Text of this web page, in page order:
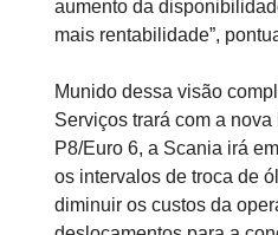
aumento da
mais rentabilidade”,
Munido dessa visão
Serviços trará com a
P8/Euro 6, a Scania irá
os intervalos de troca de
diminuir os custos da